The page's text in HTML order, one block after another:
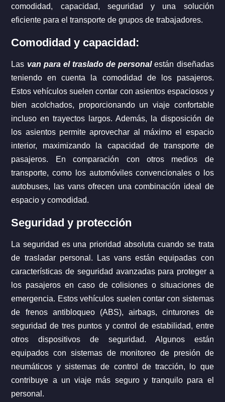
comodidad, capacidad, seguridad y una solución
eficiente para el transporte de grupos de trabajadores.
Comodidad y capacidad:
Las van para el traslado de personalestán diseñadas
teniendo en cuenta la comodidad de los pasajeros.
Estos vehículos suelen contar con asientos espaciosos y
bien acolchados, proporcionando un viaje confortable
incluso en trayectos largos. Además, la disposición de
los asientos permite aprovechar al máximo el espacio
interior, maximizando la capacidad de transporte de
pasajeros. En comparación con otros medios de
transporte, como los automóviles convencionales o los
autobuses, las vans ofrecen una combinación ideal de
espacio y comodidad.
Seguridad y protección
La seguridad es una prioridad absoluta cuando se trata
de trasladar personal. Las vans están equipadas con
características de seguridad avanzadas para proteger a
los pasajeros en caso de colisiones o situaciones de
emergencia. Estos vehículos suelen contar con sistemas
de frenos antibloqueo (ABS), airbags, cinturones de
seguridad de tres puntos y control de estabilidad, entre
otros dispositivos de seguridad. Algunos están
equipados con sistemas de monitoreo de presión de
neumáticos y sistemas de control de tracción, lo que
contribuye a un viaje más seguro y tranquilo para el
personal.